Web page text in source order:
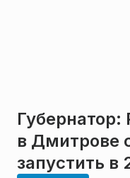
Губернатор:
в Дмитрове
запустить в